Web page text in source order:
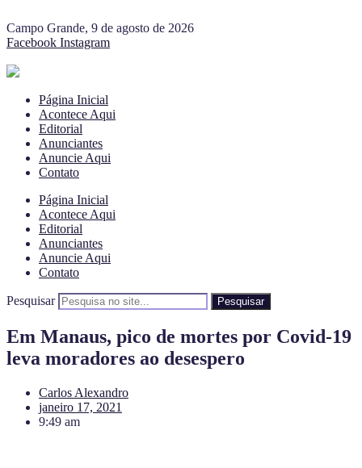
Campo Grande, 9 de agosto de 2026
Facebook Instagram
Página Inicial
Acontece Aqui
Editorial
Anunciantes
Anuncie Aqui
Contato
Página Inicial
Acontece Aqui
Editorial
Anunciantes
Anuncie Aqui
Contato
Pesquisar Pesquisar
Em Manaus, pico de mortes por Covid-19
leva moradores ao desespero
Carlos Alexandro
janeiro 17, 2021
9:49 am